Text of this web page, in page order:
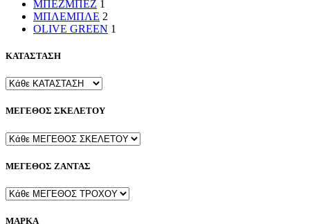
ΜΠΕΖΜΠΕΖ 1
ΜΠΛΕΜΠΛΕ 2
OLIVE GREEN 1
ΚΑΤΑΣΤΑΣΗ
ΜΕΓΕΘΟΣ ΣΚΕΛΕΤΟΥ
ΜΕΓΕΘΟΣ ΖΑΝΤΑΣ
ΜΑΡΚΑ